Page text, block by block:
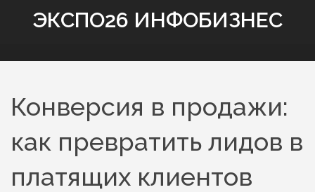
ЭКСПО26 ИНФОБИЗНЕС
Конверсия в продажи:
как превратить лидов в
платящих клиентов